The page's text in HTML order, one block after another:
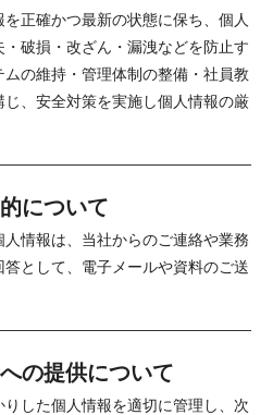
正確かつ最新の状態に保ち、個人
破損・改ざん・漏洩などを防止す
の維持・管理体制の整備・社員教
、安全対策を実施し個人情報の厳
について
情報は、当社からのご連絡や業務
として、電子メールや資料のご送
の提供について
した個人情報を適切に管理し、次